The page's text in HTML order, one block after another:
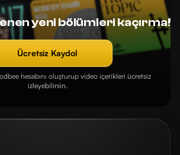
yeni bölümleri kaçırma!
Ücretsiz Kaydol
hesabını oluşturup video içerikleri ücretsiz
izleyebilirsin.